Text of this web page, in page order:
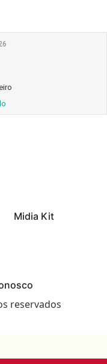
Midia Kit
reservados